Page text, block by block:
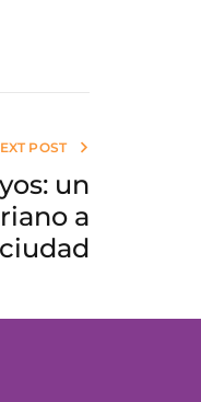
POST
un
a